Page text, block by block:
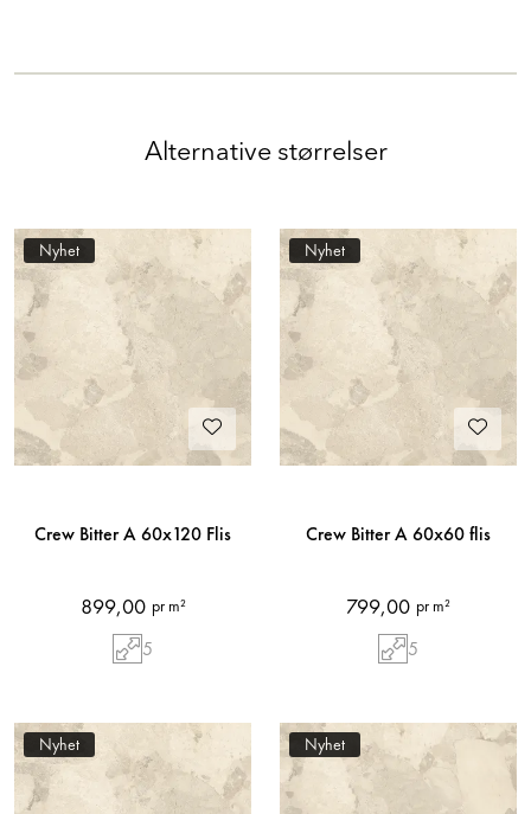
Alternative størrelser
Nyhet
Crew Bitter A 60x120 Flis
899,00 pr m²
5
Nyhet
Crew Bitter A 60x60 flis
799,00 pr m²
5
Nyhet Nyhet